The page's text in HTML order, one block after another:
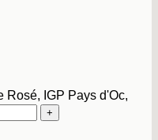
Rosé, IGP Pays d'Oc,